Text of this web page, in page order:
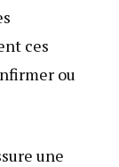
ces
ou
une